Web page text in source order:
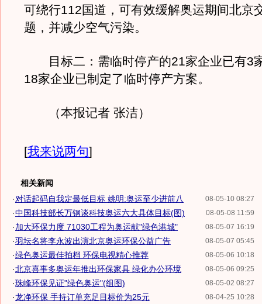
可绕行112国道，可有效缓解奥运期间北京
题，并减少空气污染。
目标二：需临时停产的21家企业已有3
18家企业已制定了临时停产方案。
（本报记者 张洁）
[我来说两句]
相关新闻
08-05-10 08:27
·对话起码自我定最低目标 姚明:奥运至少进前八
08-05-08 11:59
·中国科技部长万钢谈科技奥运六大具体目标(图)
08-05-07 16:19
·加大环保力度 71030工程为奥运献"绿色港城"
08-05-07 05:45
·羽坛名将李永波出演北京奥运环保公益广告
08-05-06 10:18
·绿色奥运最佳拍档 环保电视精心推荐
08-05-06 09:25
·北京喜事多奥运年推出环保家具 绿化办公环境
08-05-02 08:27
·珠峰环保见证"绿色奥运"(组图)
08-04-25 10:28
·龙净环保 手持订单充足目标价为25元